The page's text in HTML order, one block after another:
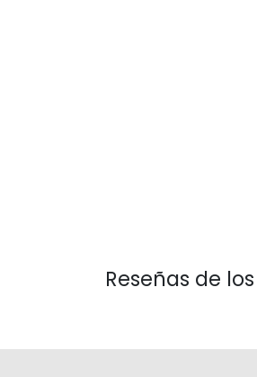
Reseñas de